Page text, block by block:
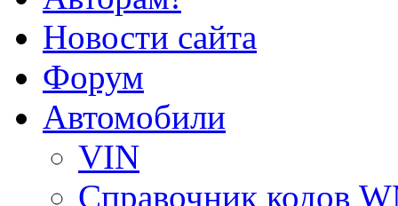
Новости сайта
Форум
Автомобили
VIN
Справочник кодов